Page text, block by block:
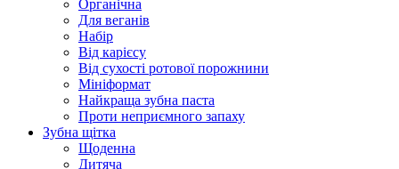
Органічна
Для веганів
Набір
Від карієсу
Від сухості ротової порожнини
Мініформат
Найкраща зубна паста
Проти неприємного запаху
Зубна щітка
Щоденна
Дитяча